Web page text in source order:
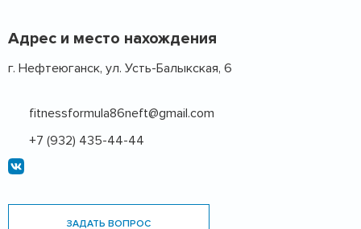
Адрес и место нахождения
г. Нефтеюганск, ул. Усть-Балыкская, 6
fitnessformula86neft@gmail.com
+7 (932) 435-44-44
ЗАДАТЬ ВОПРОС